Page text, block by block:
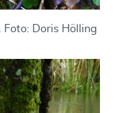
Doris Hölling